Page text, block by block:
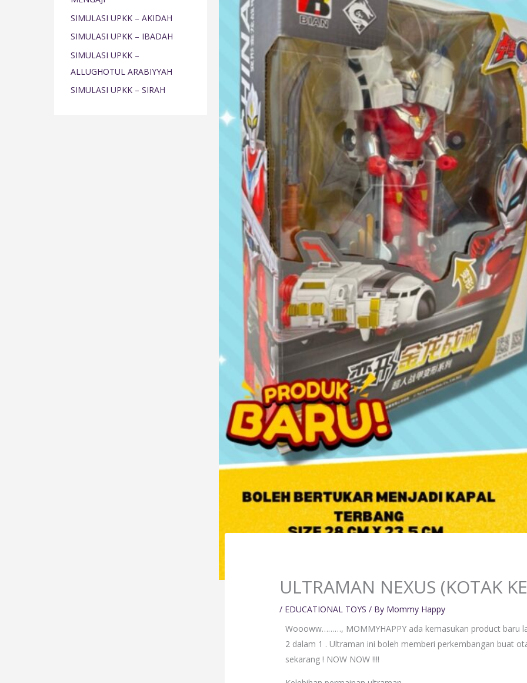
r
:
SIMULASI UPKK – AKIDAH
SIMULASI UPKK – IBADAH
SIMULASI UPKK –
ALLUGHOTUL ARABIYYAH
SIMULASI UPKK – SIRAH
ULTRAMAN NEXUS (KOTAK
/ EDUCATIONAL TOYS / By Mommy Happy
Woooww………, MOMMYHAPPY ada kemasukan product baru
2 dalam 1 . Ultraman ini boleh memberi perkembangan buat
sekarang ! NOW NOW !!!!